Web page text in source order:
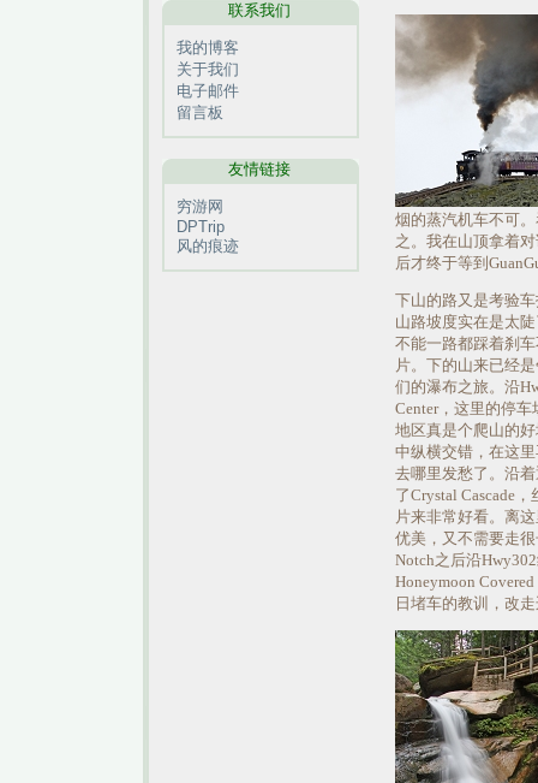
联系我们
我的博客
关于我们
电子邮件
留言板
友情链接
穷游网
DPTrip
风的痕迹
烟的蒸汽机车不可
之。我在山顶拿着
后才终于等到
下山的路又是考验
山路坡度实在是太
不能一路都踩着刹
片。下的山来已经
们的瀑布之旅。沿
Center，这里的停
地区真是个爬山的
中纵横交错，在这
去哪里发愁了。沿
了Crystal Cascade
片来非常好看。离
优美，又不需要走
Notch之后沿
Honeymoon
日堵车的教训，改